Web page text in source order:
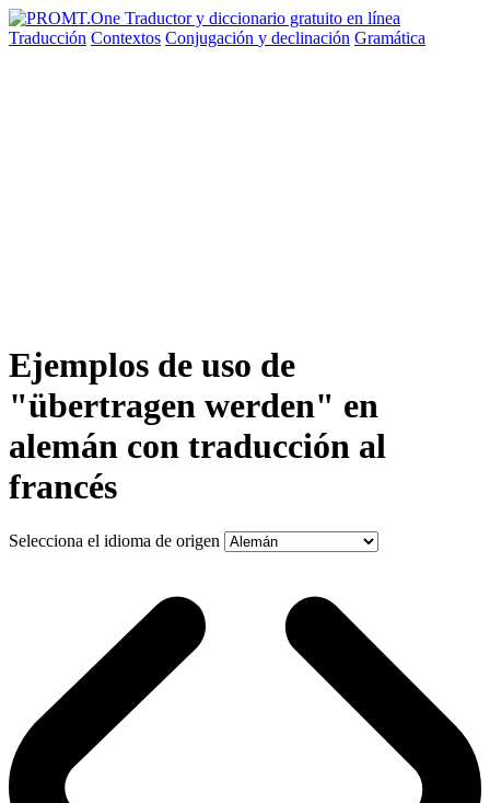
Traducción Contextos Conjugación y declinación Gramática
Ejemplos de uso de
"übertragen werden" en
alemán con traducción al
francés
Selecciona el idioma de origen